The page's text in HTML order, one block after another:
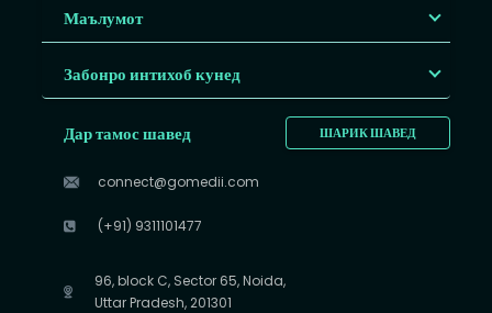
Маълумот
Забонро интихоб кунед
ШАРИК ШАВЕД
Дар тамос шавед
connect@gomedii.com
(+91) 9311101477
96, block C, Sector 65, Noida,
Uttar Pradesh, 201301